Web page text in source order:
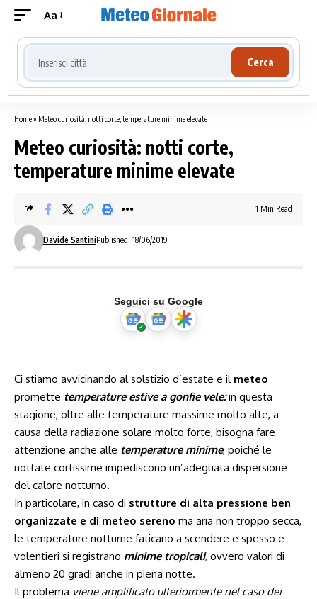
Aa
Cerca località meteo
Cerca
Home» Meteo curiosità: notti corte, temperature minime elevate
Meteo curiosità: notti corte,
temperature minime elevate
Davide SantiniPublished: 18/06/2019
1 Min Read
Seguici su Google
Ci stiamo avvicinando al solstizio d’estate e il meteo
promette temperature estive a gonfie vele:in questa
stagione, oltre alle temperature massime molto alte, a
causa della radiazione solare molto forte, bisogna fare
attenzione anche alle temperature minime, poiché le
nottate cortissime impediscono un’adeguata dispersione
del calore notturno.
In particolare, in caso di strutture di alta pressione ben
organizzate e di meteo sereno ma aria non troppo secca,
le temperature notturne faticano a scendere e spesso e
volentieri si registrano minime tropicali, ovvero valori di
almeno 20 gradi anche in piena notte.
Il problema viene amplificato ulteriormente nel caso dei